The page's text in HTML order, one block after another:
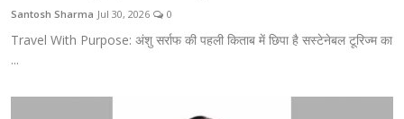
Santosh Sharma Jul 30, 2026 0
Travel With Purpose: अंशु सर्राफ की पहली किताब में छिपा है सस्टेनेबल टूरिज्म का
...